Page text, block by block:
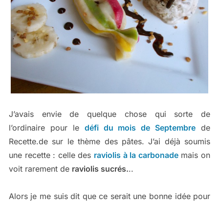
J’avais envie de quelque chose qui sorte de
l’ordinaire pour le défi du mois de Septembre de
Recette.de sur le thème des pâtes. J’ai déjà soumis
une recette : celle des raviolis à la carbonademais on
voit rarement de raviolis sucrés...
Alors je me suis dit que ce serait une bonne idée pour